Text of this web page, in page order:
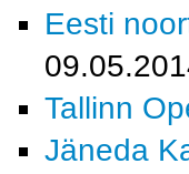
Eesti
Tallinn
Jäneda